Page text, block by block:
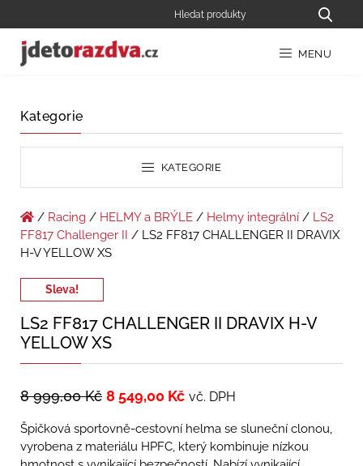
MENU
Kategorie
KATEGORIE
/ Racing / HELMY a BRÝLE / Helmy integrální / LS2
FF817 Challenger II
/ LS2 FF817 CHALLENGER II DRAVIX
H-V YELLOW XS
Sleva!
LS2 FF817 CHALLENGER II DRAVIX H-V
YELLOW XS
8 999,00Kč 8 549,00 Kč vč. DPH
Špičková sportovně-cestovní helma se sluneční clonou,
vyrobena z materiálu HPFC, který kombinuje nízkou